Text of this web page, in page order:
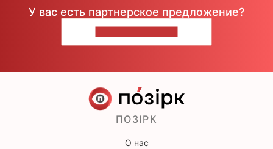
У вас есть партнерское предложение?
ПОЗІРК
О нас